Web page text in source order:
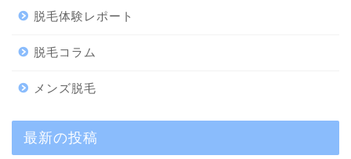
脱毛体験レポート
脱毛コラム
メンズ脱毛
最新の投稿